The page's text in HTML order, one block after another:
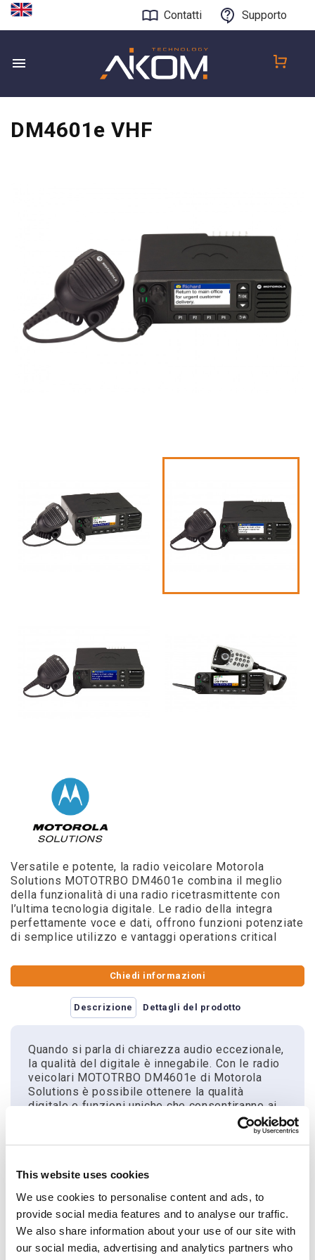
This website uses cookies
We use cookies to personalise content and ads, to
provide social media features and to analyse our traffic.
We also share information about your use of our site with
our social media, advertising and analytics partners who
Contatti Supporto
DM4601e VHF
Versatile e potente, la radio veicolare Motorola
Solutions MOTOTRBO DM4601e combina il meglio
della funzionalità di una radio ricetrasmittente con
l’ultima tecnologia digitale. Le radio della integra
perfettamente voce e dati, offrono funzioni potenziate
di semplice utilizzo e vantaggi operations critical
Chiedi informazioni
Descrizione Dettagli del prodotto
Quando si parla di chiarezza audio eccezionale,
la qualità del digitale è innegabile. Con le radio
veicolari MOTOTRBO DM4601e di Motorola
Solutions è possibile ottenere la qualità
digitale e funzioni uniche che consentiranno ai
vostri dipendenti di sentire e parlare in maniera
regola automaticamente per compensare i
rumori di sottofondo, così non è necessario che
lo faccia manualmente l’utente per evitare di
perdere una chiamata in situazioni di chiasso o
di disturbare gli altri quando si spostano in
luoghi più tranquilli.